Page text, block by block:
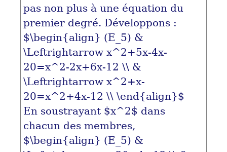
pas non plus à une équation du
premier degré. Développons :
$\begin{align} (E_5) &
\Leftrightarrow x^2+5x-4x-
20=x^2-2x+6x-12 \\ &
\Leftrightarrow x^2+x-
20=x^2+4x-12 \\ \end{align}$
En soustrayant $x^2$ dans
chacun des membres,
$\begin{align} (E_5) &